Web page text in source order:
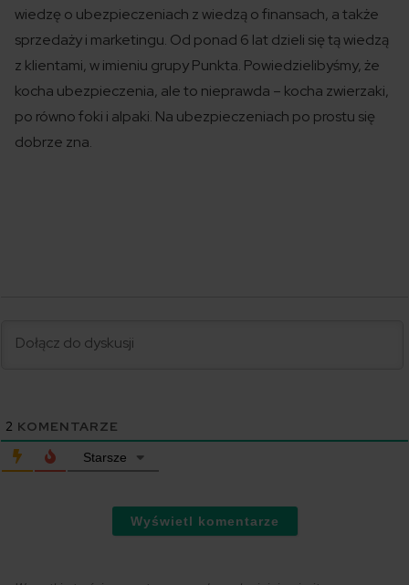
wiedzę o ubezpieczeniach z wiedzą o finansach, a także
sprzedaży i marketingu. Od ponad 6 lat dzieli się tą wiedzą
z klientami, w imieniu grupy Punkta. Powiedzielibyśmy, że
kocha ubezpieczenia, ale to nieprawda – kocha zwierzaki,
po równo foki i alpaki. Na ubezpieczeniach po prostu się
dobrze zna.
2 KOMENTARZE
Starsze
Wyświetl komentarze